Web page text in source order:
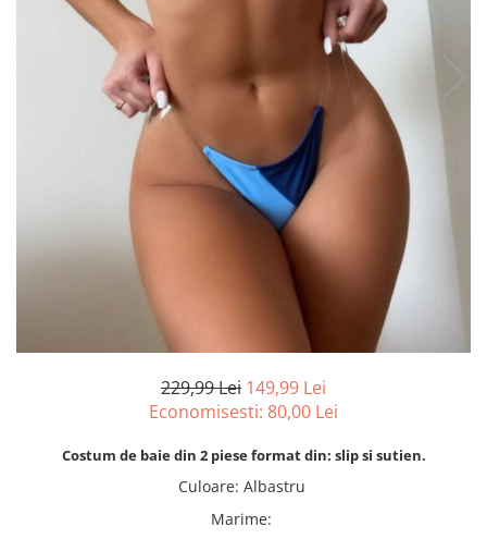
229,99 Lei 149,99 Lei
Economisesti: 80,00 Lei
Costum de baie din 2 piese format din: slip si sutien.
Culoare: Albastru
Marime: